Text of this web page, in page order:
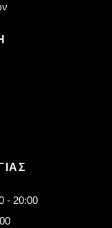
- 20:00